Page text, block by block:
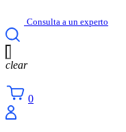
Consulta a un experto
clear
0